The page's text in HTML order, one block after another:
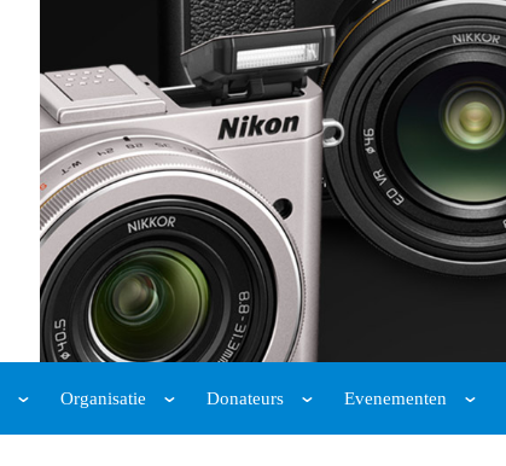
Organisatie Donateurs Evenementen